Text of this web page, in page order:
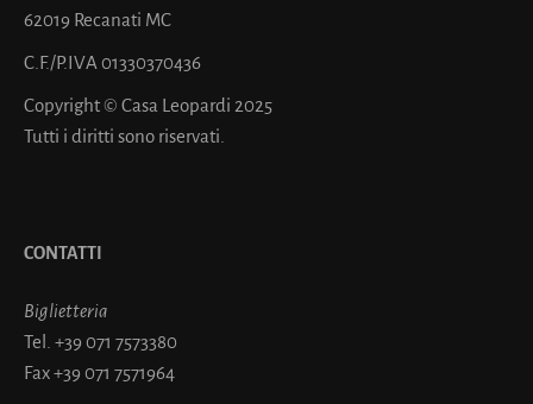
62019 Recanati MC
C.F./P.IVA 01330370436
Copyright © Casa Leopardi 2025
Tutti i diritti sono riservati.
CONTATTI
Biglietteria
Tel. +39 071 7573380
Fax+39 071 7571964